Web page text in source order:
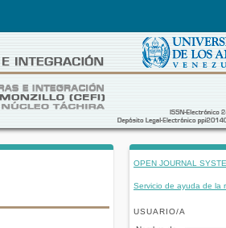
OPEN JOURNAL
Servicio de ayuda de la
USUARIO/A